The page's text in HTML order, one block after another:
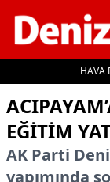
HAVA
EĞITIM
AK Parti
yapımında